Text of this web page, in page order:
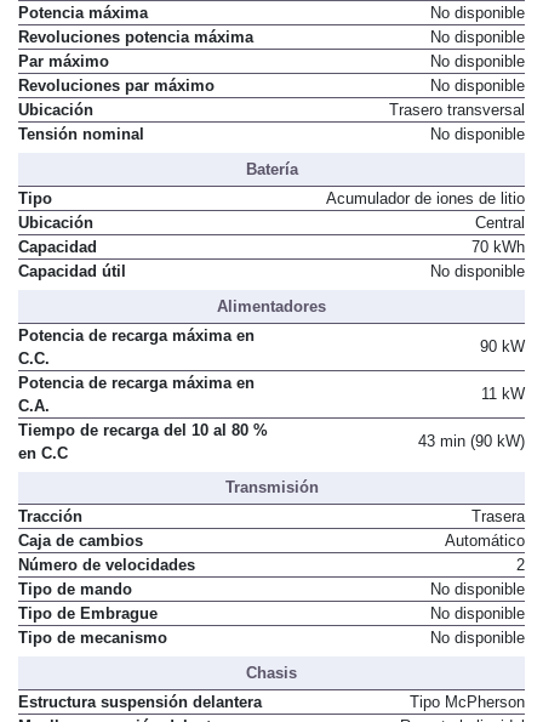
Potencia máxima
No disponible
Revoluciones potencia máxima
No disponible
Par máximo
No disponible
Revoluciones par máximo
No disponible
Ubicación
Trasero transversal
Tensión nominal
No disponible
Batería
Tipo
Acumulador de iones de litio
Ubicación
Central
Capacidad
70 kWh
Capacidad útil
No disponible
Alimentadores
Potencia de recarga máxima en
C.C.
90 kW
Potencia de recarga máxima en
C.A.
11 kW
Tiempo de recarga del 10 al 80 %
en C.C
43 min (90 kW)
Transmisión
Tracción
Trasera
Caja de cambios
Automático
Número de velocidades
2
Tipo de mando
No disponible
Tipo de Embrague
No disponible
Tipo de mecanismo
No disponible
Chasis
Estructura suspensión delantera
Tipo McPherson